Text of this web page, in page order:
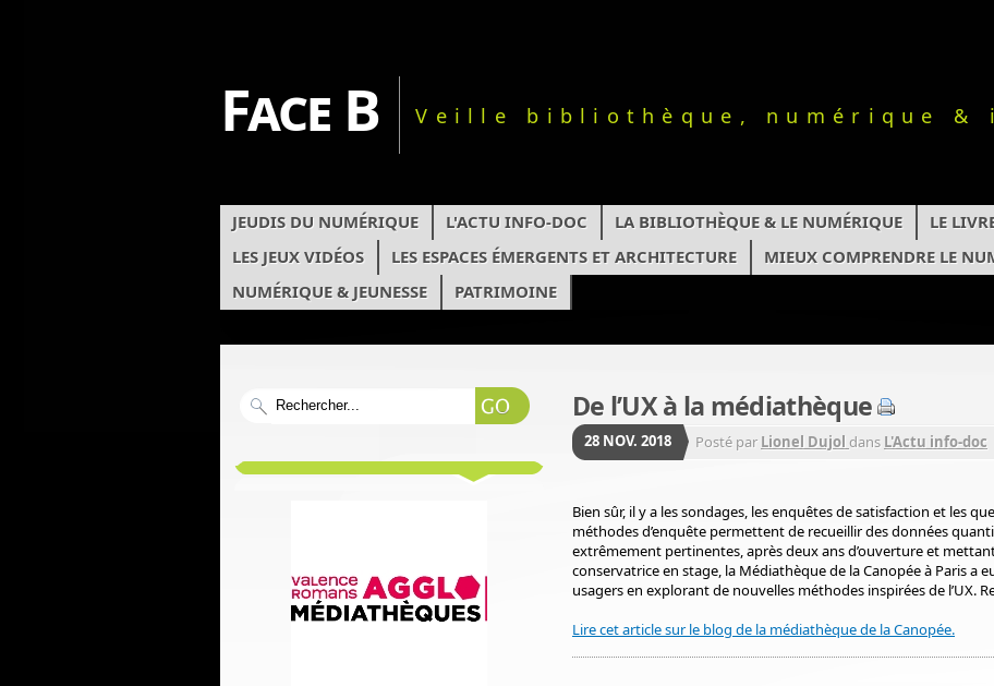
Face B Veille bibliothèque, numérique &
JEUDIS DU NUMÉRIQUE L'ACTU INFO-DOC LA BIBLIOTHÈQUE & LE NUMÉRIQUE
LE
LES JEUX VIDÉOS
LES ESPACES ÉMERGENTS ET ARCHITECTURE
MIEUX COMPRENDRE LE
NUMÉRIQUE & JEUNESSE
PATRIMOINE
De l’UX à la médiathèque
28 NOV. 2018 Posté par Lionel Dujol dans L'Actu info-doc
Bien sûr, il y a les sondages, les enquêtes de satisfaction et les
méthodes d’enquête permettent de recueillir des données
extrêmement pertinentes, après deux ans d’ouverture et
conservatrice en stage, la Médiathèque de la Canopée à Paris a
usagers en explorant de nouvelles méthodes inspirées de l’UX.
Lire cet article sur le blog de la médiathèque de la Canopée.